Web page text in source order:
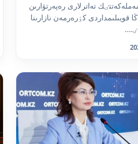
تەاترلارى رەپەرتۋارىن
قويىلىمداردى كٶرەرمەن نازارىنا